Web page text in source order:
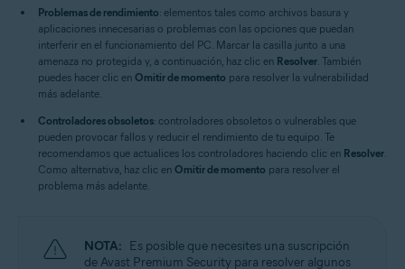
Problemas de rendimiento: elementos tales como archivos basura y
aplicaciones innecesarias o problemas con las opciones que puedan
interferir en el funcionamiento del PC. Marcar la casilla junto a una
amenaza no protegida y, a continuación, haz clic en Resolver. También
puedes hacer clic en Omitir de momento para resolver la vulnerabilidad
más adelante.
Controladores obsoletos: controladores obsoletos o vulnerables que
pueden provocar fallos y reducir el rendimiento de tu equipo. Te
recomendamos que actualices los controladores haciendo clic en Resolver.
Como alternativa, haz clic en Omitir de momento para resolver el
problema más adelante.
NOTA: Es posible que necesites una suscripción
de Avast Premium Security para resolver algunos